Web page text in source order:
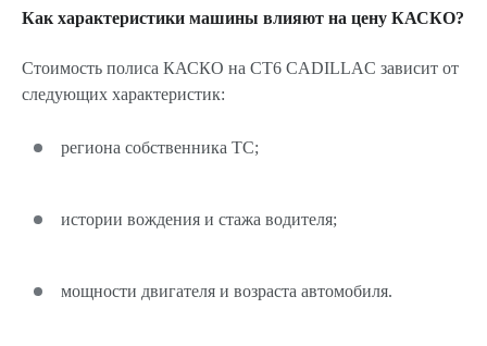
Как характеристики машины влияют на цену КАСКО?
Стоимость полиса КАСКО на CT6 CADILLAC зависит от
следующих характеристик:
региона собственника ТС;
истории вождения и стажа водителя;
мощности двигателя и возраста автомобиля.